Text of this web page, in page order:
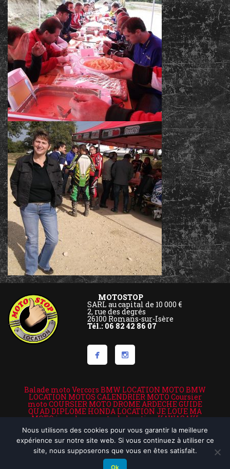
MOTOSTOP
SARL au capital de 10 000 €
2, rue des degrés
26100 Romans-sur-Isère
Tél.: 06 82 42 86 07
Balade moto Vercors BMW LOCATION MOTO BMW
LOCATION MOTOS CALENDRIER MOTO Coursier
moto COURSIER MOTO DROME ARDECHEGUIDE
QUAD DIPLOME HONDA LOCATION JE LOUE MA
MOTO je roule en moto de location KAWASAKI
VALENCE LOCATION VALENCE MOTO location de
motosLOCATION MOTOLocation moto Ardèche
location moto assistance location moto drome et
ardeche location moto Lyon Location moto Rhone
Location moto Vercors Location moto week end
LOCATION SCOOTER 50 CCLocation scooter Rhone
Nous utilisons des cookies pour vous garantir la meilleure
expérience sur notre site web. Si vous continuez à utiliser ce
site, nous supposerons que vous en êtes satisfait.